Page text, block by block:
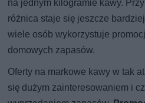
na jednym kilogramie kawy.
różnica staje się jeszcze
wiele osób wykorzystuje
domowych zapasów.
Oferty na markowe kawy w tak
się dużym zainteresowaniem i